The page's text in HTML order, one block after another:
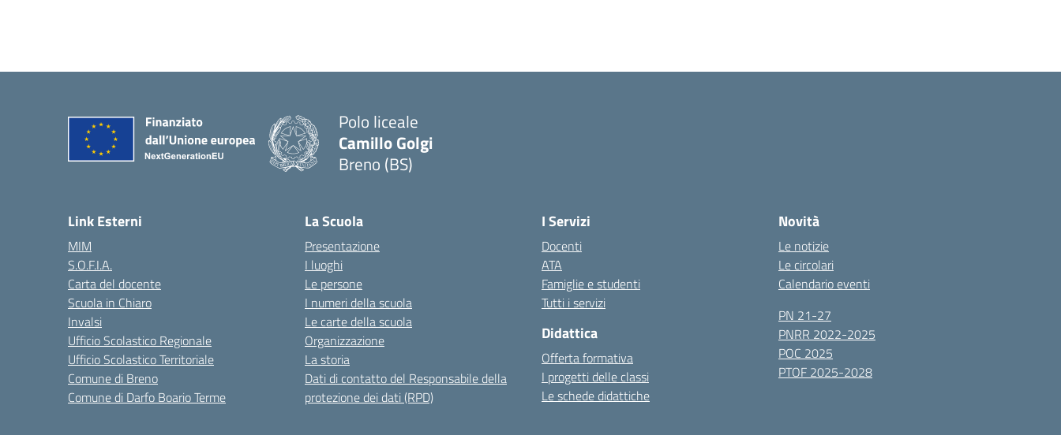
Polo liceale
Camillo Golgi
Breno (BS)
Link Esterni
MIM
S.O.F.I.A.
Carta del docente
Scuola in Chiaro
Invalsi
Ufficio Scolastico Regionale
Ufficio Scolastico Territoriale
Comune di Breno
Comune di Darfo Boario Terme
La Scuola
Presentazione
I luoghi
Le persone
I numeri della scuola
Le carte della scuola
Organizzazione
La storia
Dati di contatto del Responsabile della
protezione dei dati (RPD)
I Servizi
Docenti
ATA
Famiglie e studenti
Tutti i servizi
Didattica
Offerta formativa
I progetti delle classi
Le schede didattiche
Novità
Le notizie
Le circolari
Calendario eventi
PN 21-27
PNRR 2022-2025
POC 2025
PTOF 2025-2028